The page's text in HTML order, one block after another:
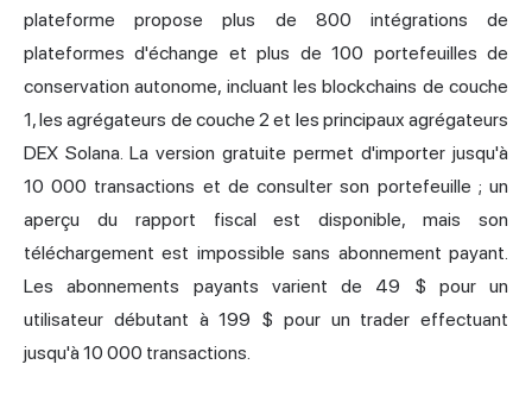
plateforme propose plus de 800 intégrations de
plateformes d'échange et plus de 100 portefeuilles de
conservation autonome, incluant les blockchains de couche
1, les agrégateurs de couche 2 et les principaux agrégateurs
DEX Solana. La version gratuite permet d'importer jusqu'à
10 000 transactions et de consulter son portefeuille ; un
aperçu du rapport fiscal est disponible, mais son
téléchargement est impossible sans abonnement payant.
Les abonnements payants varient de 49 $ pour un
utilisateur débutant à 199 $ pour un trader effectuant
jusqu'à 10 000 transactions.